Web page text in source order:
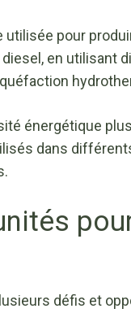
utilisée pour
en utilisant
énergétique
dans
défis et